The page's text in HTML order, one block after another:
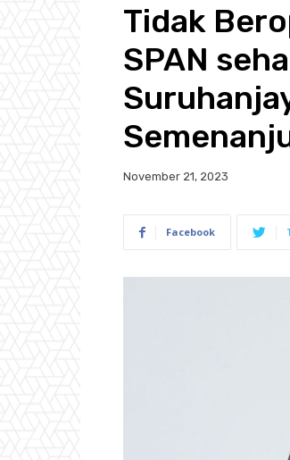
Tidak
SPAN
November 21, 2023
Facebook